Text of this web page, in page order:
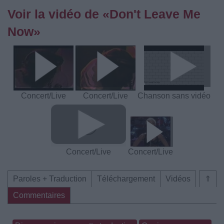
Voir la vidéo de «Don't Leave Me
Now»
Concert/Live Concert/Live Chanson sans vidéo
Concert/Live Concert/Live
⇑
Paroles + Traduction Téléchargement
Vidéos
Commentaires